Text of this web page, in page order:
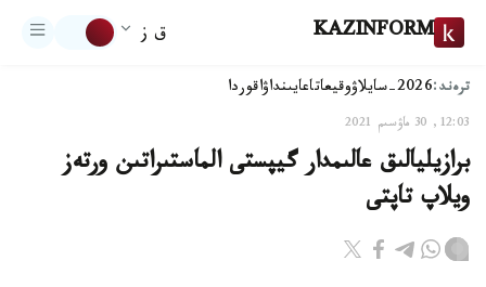
KAZINFORM ق ز
ترەند:2026-سايلاۋ وقيعاتاعايىنداۋاقوردا
12:03, 30 ماۋسىم 2021
برازيليالىق عالىمدار گيپستى الماستىراتىن ورتەز
ويلاپ تاپتى